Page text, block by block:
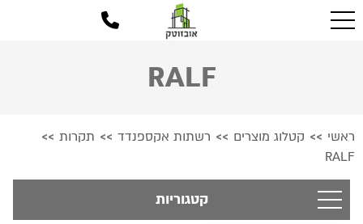
RALF
ראשי >> קטלוג מוצרים >> רשתות אקספנדד >> תקרות >>
RALF
קטגוריות